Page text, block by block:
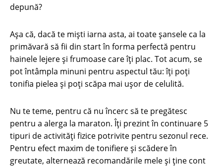
depună?
Așa că, dacă te mişti iarna asta, ai toate șansele ca la
primăvară să fii din start în forma perfectă pentru
hainele lejere și frumoase care îți plac. Tot acum, se
pot întâmpla minuni pentru aspectul tău: îți poți
tonifia pielea și poți scăpa mai ușor de celulită.
Nu te teme, pentru că nu încerc să te pregătesc
pentru a alerga la maraton. Îți prezint în continuare 5
tipuri de activități fizice potrivite pentru sezonul rece.
Pentru efect maxim de tonifiere şi scădere în
greutate, alternează recomandările mele și ține cont